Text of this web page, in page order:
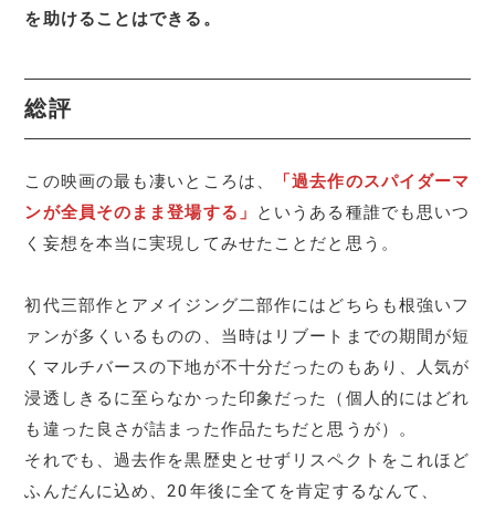
を助けることはできる。
総評
この映画の最も凄いところは、
「過去作のスパイダーマ
ンが全員そのまま登場する」
というある種誰でも思いつ
く妄想を本当に実現してみせたことだと思う。
初代三部作とアメイジング二部作にはどちらも根強いフ
ァンが多くいるものの、当時はリブートまでの期間が短
くマルチバースの下地が不十分だったのもあり、人気が
浸透しきるに至らなかった印象だった（個人的にはどれ
も違った良さが詰まった作品たちだと思うが）。
それでも、過去作を黒歴史とせずリスペクトをこれほど
ふんだんに込め、20年後に全てを肯定するなんて、